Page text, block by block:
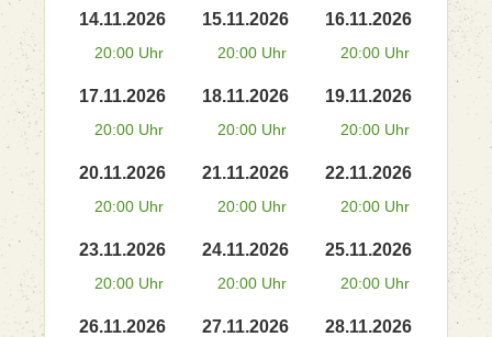
14.11.2026
20:00 Uhr
15.11.2026
20:00 Uhr
16.11.2026
20:00 Uhr
17.11.2026
20:00 Uhr
18.11.2026
20:00 Uhr
19.11.2026
20:00 Uhr
20.11.2026
20:00 Uhr
21.11.2026
20:00 Uhr
22.11.2026
20:00 Uhr
23.11.2026
20:00 Uhr
24.11.2026
20:00 Uhr
25.11.2026
20:00 Uhr
26.11.2026 27.11.2026 28.11.2026